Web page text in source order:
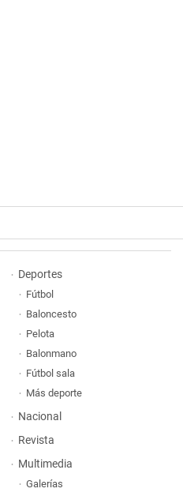
Deportes
Fútbol
Baloncesto
Pelota
Balonmano
Fútbol sala
Más deporte
Nacional
Revista
Multimedia
Galerías